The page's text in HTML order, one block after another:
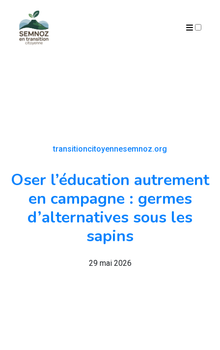
transitioncitoyennesemnoz.org
Oser l’éducation autrement
en campagne : germes
d’alternatives sous les
sapins
29 mai 2026